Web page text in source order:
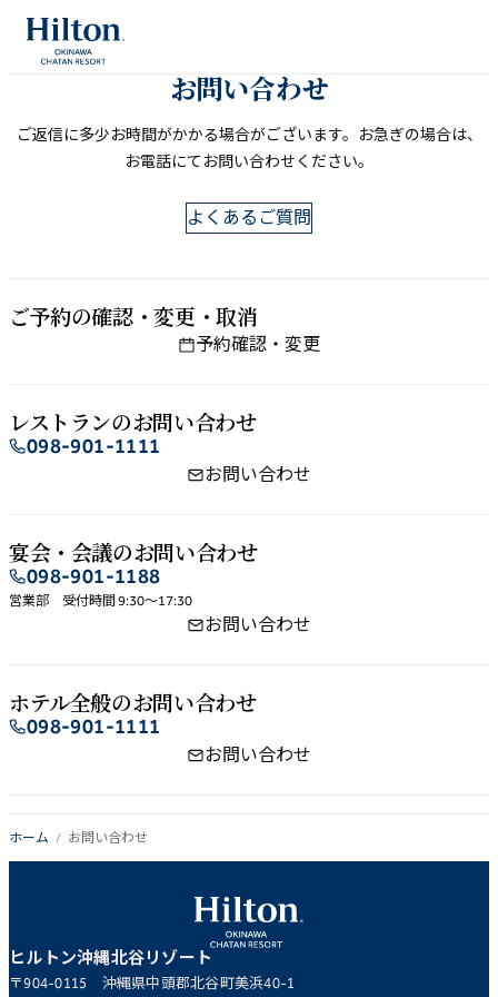
キ
お問い​合わせ
ご返信に​多少お時間が​かかる​場合が​ございます。​お急ぎの​場合は、​
お電話にてお問い​合わせください。
よくあるご質問
ご予約の​確認・変更・取消
予約確認・変更
レストランの​お問い​合わせ
098-901-1111
お問い合わせ
宴会・会議の​お問い​合わせ
098-901-1188
営業部 受付時間 9:30～17:30
お問い合わせ
ホテル全般の​お問い​合わせ
098-901-1111
お問い合わせ
ホーム お問い合わせ
ヒルトン沖縄北谷リゾート
〒904-0115 沖縄県中頭郡北谷町美浜40-1